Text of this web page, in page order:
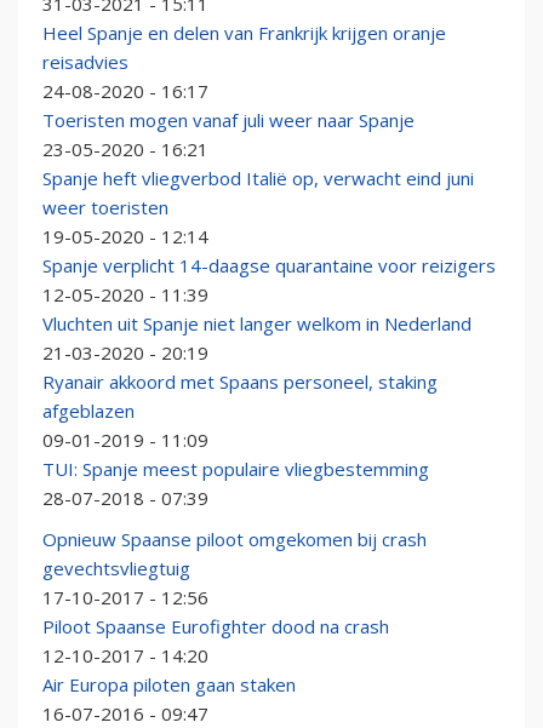
Heel Spanje en delen van Frankrijk krijgen oranje
reisadvies
24-08-2020 - 16:17
Toeristen mogen vanaf juli weer naar Spanje
23-05-2020 - 16:21
Spanje heft vliegverbod Italië op, verwacht eind juni
weer toeristen
19-05-2020 - 12:14
Spanje verplicht 14-daagse quarantaine voor reizigers
12-05-2020 - 11:39
Vluchten uit Spanje niet langer welkom in Nederland
21-03-2020 - 20:19
Ryanair akkoord met Spaans personeel, staking
afgeblazen
09-01-2019 - 11:09
TUI: Spanje meest populaire vliegbestemming
28-07-2018 - 07:39
Opnieuw Spaanse piloot omgekomen bij crash
gevechtsvliegtuig
17-10-2017 - 12:56
Piloot Spaanse Eurofighter dood na crash
12-10-2017 - 14:20
Air Europa piloten gaan staken
16-07-2016 - 09:47